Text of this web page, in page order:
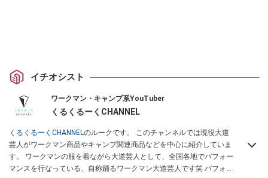
イチオシスト
ワークマン・キャンプ系YouTuber
くるくるーくCHANNEL
くるくるーくCHANNELのルークです。 このチャンネルでは現役大道
芸人がワークマン商品やキャンプ関連商品などを中心に紹介していま
す。 ワークマンの服を着ながら大道芸人として、全国各地でパフォー
マンスを行なっている、自称踊るワークマン大道芸人です笑 パフォー